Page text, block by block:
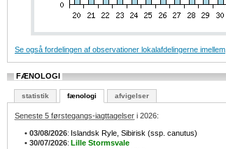
Se også fordelingen af observationer lokalafdelingerne imellem
FÆNOLOGI
statistik fænologi afvigelser
Seneste 5 førstegangs-iagttagelser i 2026:
• 03/08/2026: Islandsk Ryle, Sibirisk (ssp. canutus)
• 30/07/2026: Lille Stormsvale